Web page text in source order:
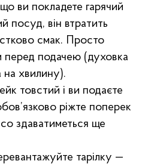
ви покладете гарячий
посуд, він втратить
смак. Просто
перед подачею (духовка
на хвилину).
товстий і ви подаєте
ріжте поперек
здаватиметься ще
тарілку —